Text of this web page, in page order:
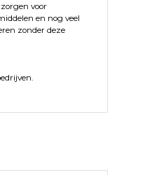
voor
en nog veel
zonder deze